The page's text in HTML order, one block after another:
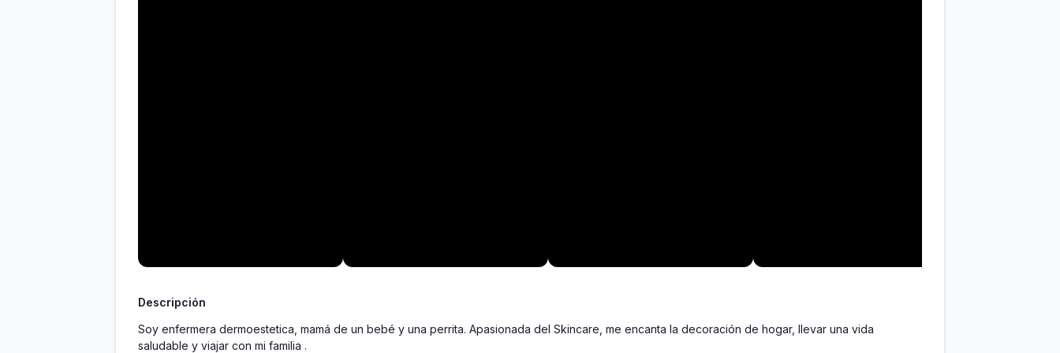
Descripción
Soy enfermera dermoestetica, mamá de un bebé y una perrita. Apasionada del Skincare, me encanta la decoración de hogar, llevar una vida
saludable y viajar con mi familia .